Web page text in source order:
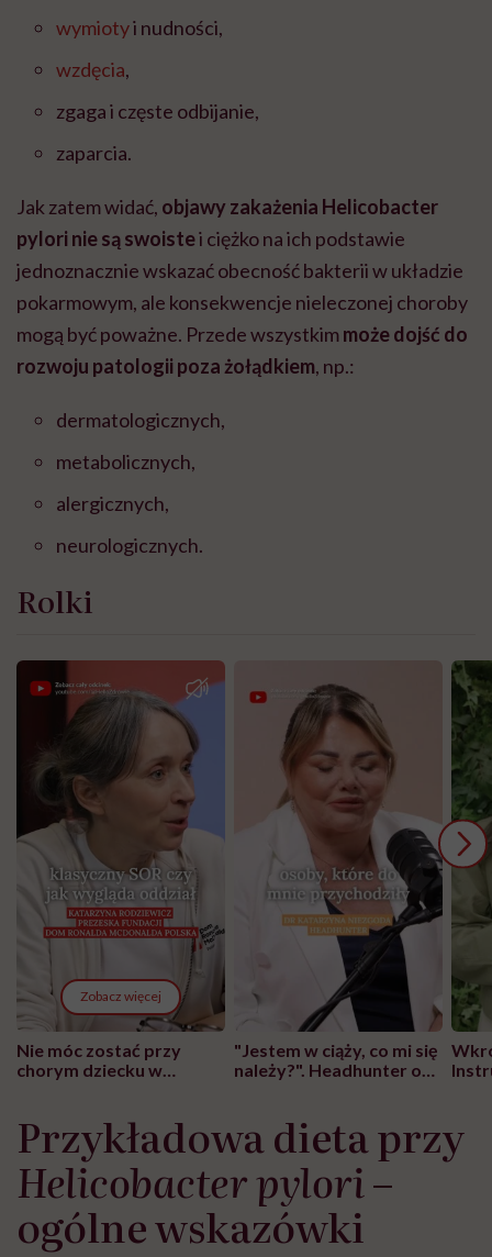
wymiotyi nudności,
wzdęcia,
zgaga i częste odbijanie,
zaparcia.
Jak zatem widać, objawy zakażenia Helicobacter
pylori nie są swoistei ciężko na ich podstawie
jednoznacznie wskazać obecność bakterii w układzie
pokarmowym, ale konsekwencje nieleczonej choroby
mogą być poważne. Przede wszystkimmoże dojść do
rozwoju patologii poza żołądkiem, np.:
dermatologicznych,
metabolicznych,
alergicznych,
neurologicznych.
Rolki
Zobacz więcej
Nie móc zostać przy
chorym dziecku w
może chyba tylko
głupota i brak
wyobraźni"
"Jestem w ciąży, co mi się
należy?". Headhunter o
pracy
Przykładowa dieta przy
Helicobacter pylori–
ogólne wskazówki